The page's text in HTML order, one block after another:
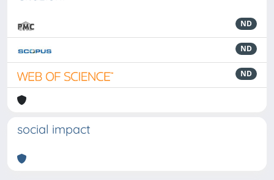
ND
ND
ND
social impact